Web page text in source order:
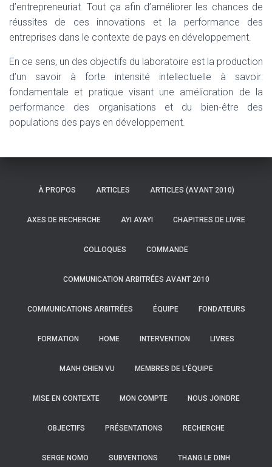
d’entrepreneuriat. Tout ça afin d’améliorer les chances de
réussites de ces innovations et la performance des
entreprises dans le contexte de pays en développement.
En ce sens, un des objectifs du laboratoire est la production
d’un savoir à forte intensité intellectuelle à savoir:
fondamentale et pratique visant une amélioration de la
performance des organisations et du bien-être des
populations des pays en développement.
À PROPOS ARTICLES ARTICLES (AVANT 2010)
AXES DE RECHERCHE AYI AYAYI CHAPITRES DE LIVRE
COLLOQUES COMMANDE
COMMUNICATION ARBITRÉES AVANT 2010
COMMUNICATIONS ARBITRÉES ÉQUIPE FONDATEURS
FORMATION HOME INTERVENTION LIVRES
MANH CHIEN VU MEMBRES DE L’ÉQUIPE
MISE EN CONTEXTE MON COMPTE NOUS JOINDRE
OBJECTIFS PRÉSENTATIONS RECHERCHE
SERGE NOMO SUBVENTIONS THANG LE DINH